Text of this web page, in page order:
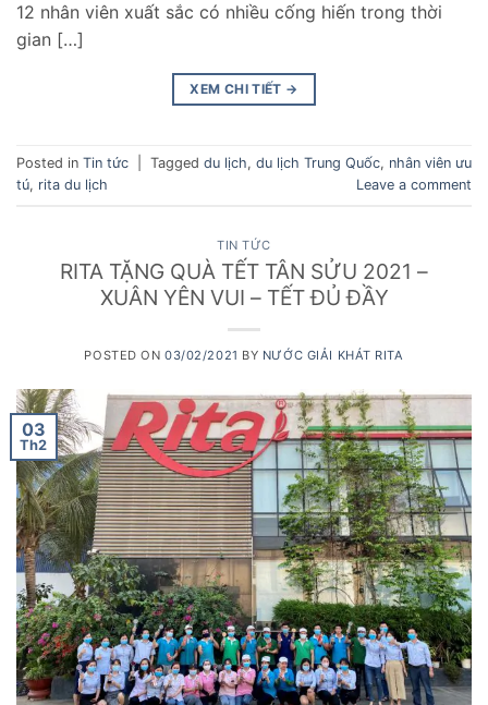
12 nhân viên xuất sắc có nhiều cống hiến trong thời
gian […]
XEM CHI TIẾT →
Posted in Tin tức Tagged du lịch, du lịch Trung Quốc, nhân viên ưu
tú, rita du lịch Leave a comment
TIN TỨC
RITA TẶNG QUÀ TẾT TÂN SỬU 2021 –
XUÂN YÊN VUI – TẾT ĐỦ ĐẦY
POSTED ON03/02/2021 BY NƯỚC GIẢI KHÁT RITA
03
Th2